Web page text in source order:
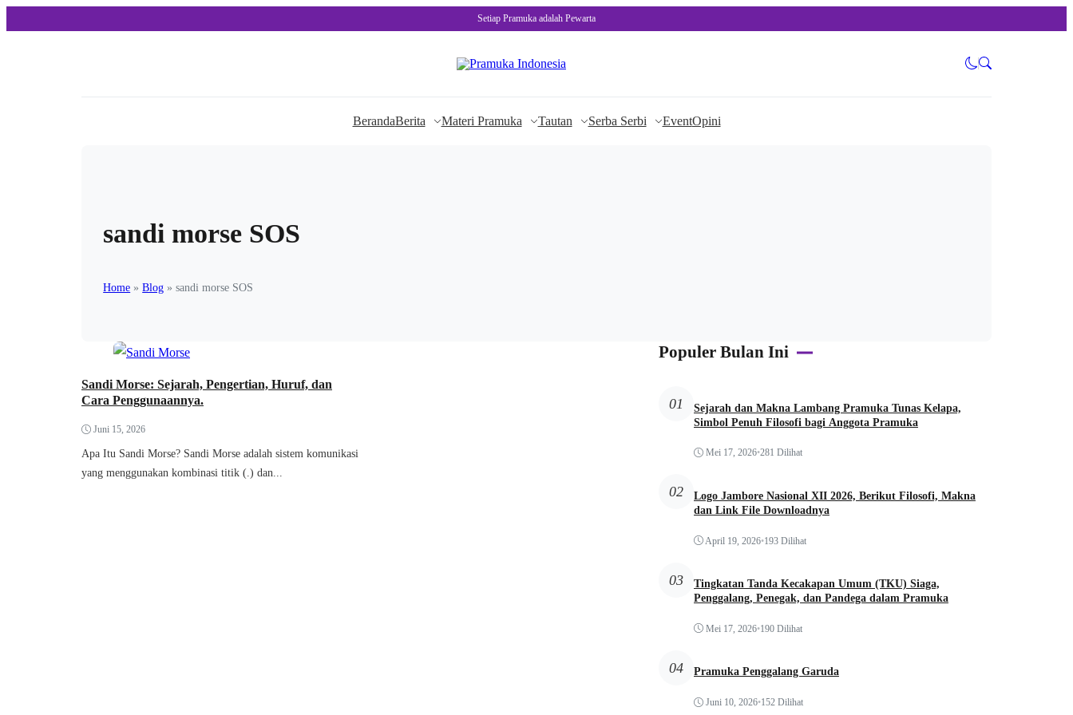
Setiap Pramuka adalah Pewarta
BerandaBerita Materi Pramuka Tautan Serba Serbi EventOpini
sandi morse SOS
Home »Blog »sandi morse SOS
Sandi Morse: Sejarah, Pengertian, Huruf, dan
Cara Penggunaannya.
Juni 15, 2026
Apa Itu Sandi Morse? Sandi Morse adalah sistem komunikasi
yang menggunakan kombinasi titik (.) dan...
Populer Bulan Ini
01
Sejarah dan Makna Lambang Pramuka Tunas Kelapa,
Simbol Penuh Filosofi bagi Anggota Pramuka
Mei 17, 2026•281 Dilihat
02
Logo Jambore Nasional XII 2026, Berikut Filosofi, Makna
dan Link File Downloadnya
April 19, 2026•193 Dilihat
03
Tingkatan Tanda Kecakapan Umum (TKU) Siaga,
Penggalang, Penegak, dan Pandega dalam Pramuka
Mei 17, 2026•190 Dilihat
04 Pramuka Penggalang Garuda
Juni 10, 2026•152 Dilihat